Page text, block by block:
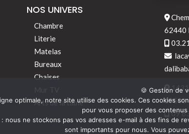
NOS UNIVERS
Chambre
Literie
Matelas
Bureaux
Chaises
Arts de la table
62440
1431
59500
09
🍪 Gestion de
optimale, notre site utilise des cookies. Ces cookies
pour vous proposer des
nous ne stockons pas vos adresses e-mail à des fins de
sont importants pour nous. Vous